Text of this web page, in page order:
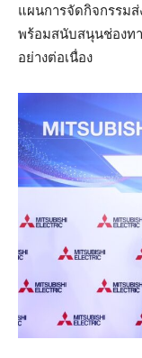
แผนการจัดกิจกรรม
พร้อมสนับสนุนช่องท
อย่างต่อเนื่อง